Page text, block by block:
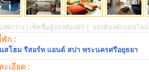
พักว่าง | เช็คชื่อผู้จองห้องพัก | จองห้องพักออนไลน์
ก :
นสโฮม รีสอร์ท แอนด์ สปา พระนครศรีอยุธยา
ะเอียด :